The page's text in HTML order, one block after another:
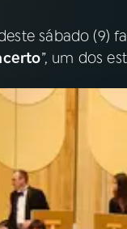
sábado (9)
”, um dos